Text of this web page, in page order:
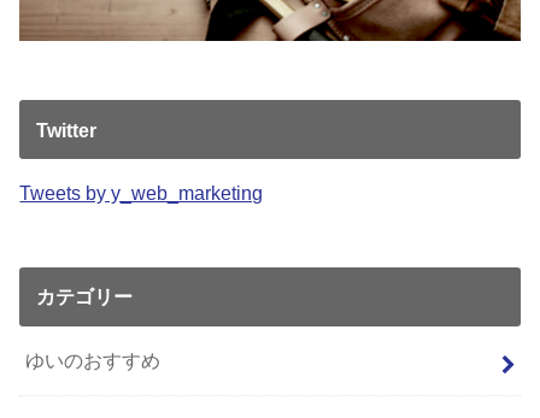
Twitter
Tweets by y_web_marketing
カテゴリー
ゆいのおすすめ